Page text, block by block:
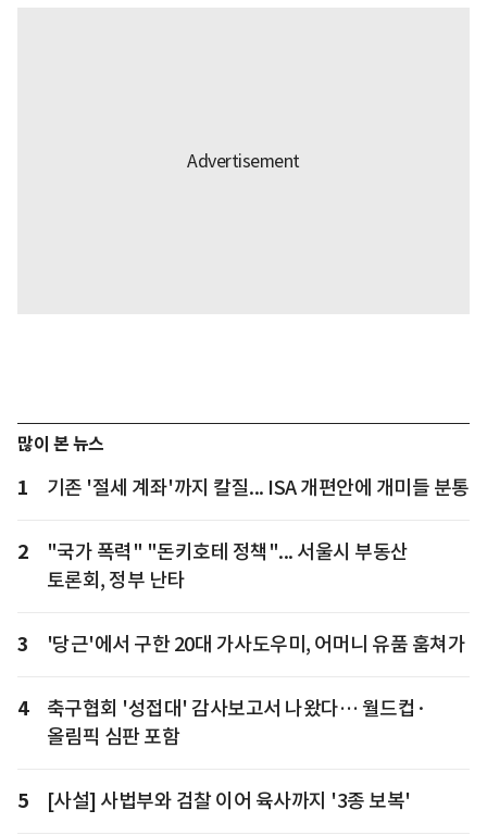
많이 본 뉴스
1 기존 '절세 계좌'까지 칼질... ISA 개편안에 개미들 분통
2
"국가 폭력" "돈키호테 정책"... 서울시 부동산
토론회, 정부 난타
3 '당근'에서 구한 20대 가사도우미, 어머니 유품 훔쳐가
4
축구협회 '성접대' 감사보고서 나왔다… 월드컵·
올림픽 심판 포함
5 [사설] 사법부와 검찰 이어 육사까지 '3종 보복'